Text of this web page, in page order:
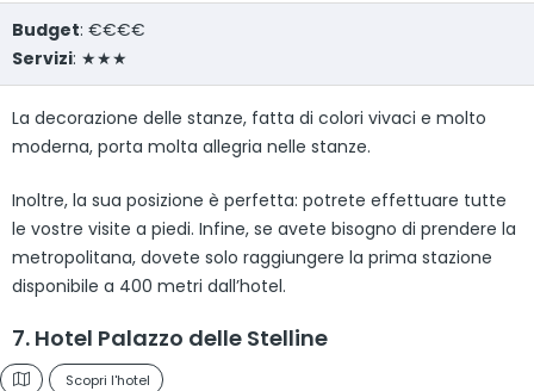
Budget: €€€€
Servizi: ★★★
La decorazione delle stanze, fatta di colori vivaci e molto
moderna, porta molta allegria nelle stanze.
Inoltre, la sua posizione è perfetta: potrete effettuare tutte
le vostre visite a piedi. Infine, se avete bisogno di prendere la
metropolitana, dovete solo raggiungere la prima stazione
disponibile a 400 metri dall’hotel.
7. Hotel Palazzo delle Stelline
Scopri l'hotel